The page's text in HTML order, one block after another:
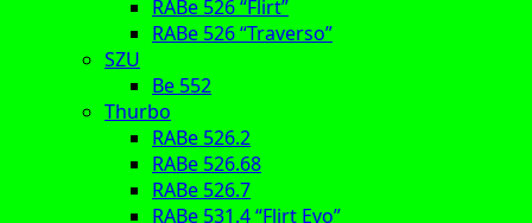
RABe 526 “Flirt”
RABe 526 “Traverso”
SZU
Be 552
Thurbo
RABe 526.2
RABe 526.68
RABe 526.7
RABe 531.4 “Flirt Evo”